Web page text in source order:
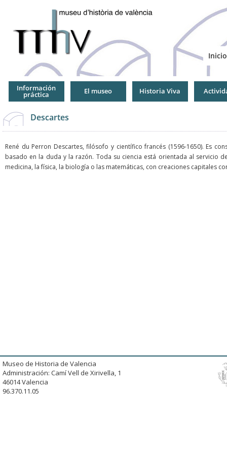
Inicio
Información
práctica El museo Historia Viva
Descartes
René du Perron Descartes, filósofo y científico francés (1596-1650). Es
basado en la duda y la razón. Toda su ciencia está orientada al
medicina, la física, la biología o las matemáticas, con creaciones capitales
Museo de Historia de Valencia
Administración: Camí Vell de Xirivella, 1
46014 Valencia
96.370.11.05